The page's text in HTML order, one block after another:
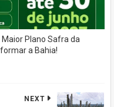
Maior Plano Safra da
a Bahia!
NEXT